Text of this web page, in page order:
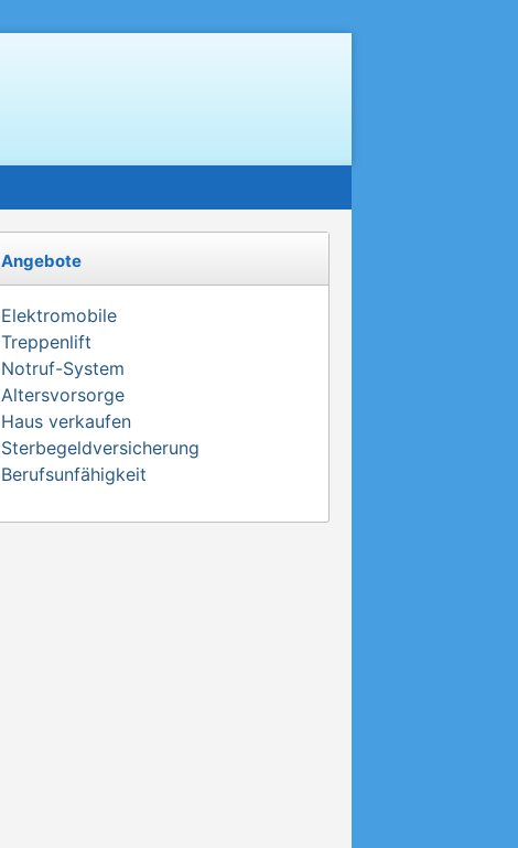
Angebote
Elektromobile
Treppenlift
Notruf-System
Altersvorsorge
Haus verkaufen
Sterbegeldversicherung
Berufsunfähigkeit